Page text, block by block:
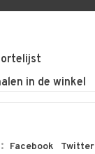
in de winkel
Facebook Twitter